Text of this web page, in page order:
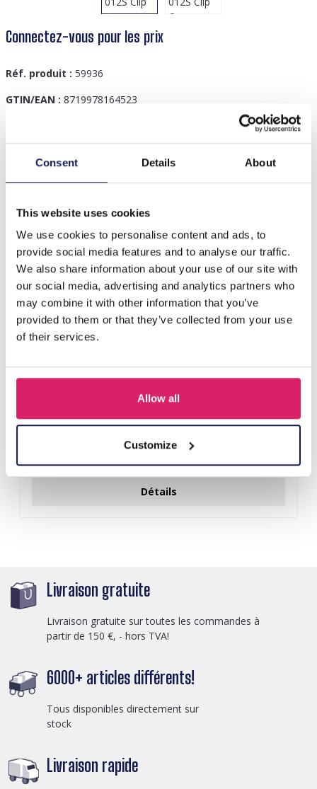
Consent Details About
This website uses cookies
We use cookies to personalise content and ads, to
provide social media features and to analyse our traffic.
We also share information about your use of our site with
our social media, advertising and analytics partners who
may combine it with other information that you’ve
provided to them or that they’ve collected from your use
of their services.
Allow all
Customize
Connectez-vous pour les prix
Réf. produit : 59936
GTIN/EAN : 8719978164523
Description
E-E5.4 E1667-012S Clip On Earrings Pearl 2cm
D'autres ont acheté aussi
Black
Connectez-vous pour les prix
Détails
Livraison gratuite
Livraison gratuite sur toutes les commandes à
partir de 150 €, - hors TVA!
6000+ articles différents!
Tous disponibles directement sur
stock
Livraison rapide